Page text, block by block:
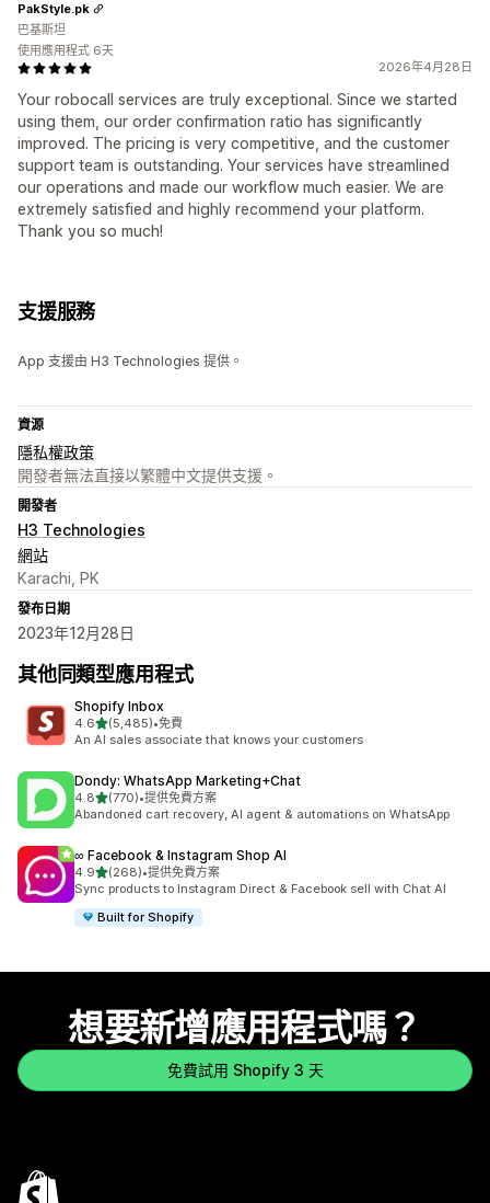
2026年4月28日
Your robocall services are truly exceptional. Since we started
using them, our order confirmation ratio has significantly
improved. The pricing is very competitive, and the customer
support team is outstanding. Your services have streamlined
our operations and made our workflow much easier. We are
extremely satisfied and highly recommend your platform.
Thank you so much!
PakStyle.pk
巴基斯坦
使用應用程式 6天
支援服務
App 支援由 H3 Technologies 提供。
資源
隱私權政策
開發者無法直接以繁體中文提供支援。
開發者
H3 Technologies
網站
Karachi, PK
發布日期
2023年12月28日
其他同類型應用程式
Shopify Inbox
4.6滿分 5 顆星
(5,485)
共有 5485 則評價
•免費
An AI sales associate that knows your customers
Dondy: WhatsApp Marketing+Chat
4.8滿分 5 顆星
(770)
共有 770 則評價
•提供免費方案
Abandoned cart recovery, AI agent & automations on WhatsApp
∞ Facebook & Instagram Shop AI
4.9滿分 5 顆星
(268)
共有 268 則評價
•提供免費方案
Sync products to Instagram Direct & Facebook sell with Chat AI
Built for Shopify
想要新增應用程式嗎？
免費試用 Shopify 3 天